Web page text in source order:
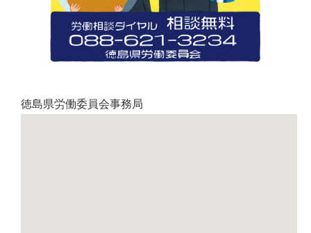
徳島県労働委員会事務局